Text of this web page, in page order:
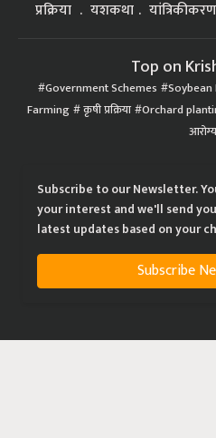
प्रक्रिया
यशकथा यांत्रिकीकरण
Top on
Government Schemes
Farming कृषी प्रक्रिया Orchard
आरोग्य
Subscribe to our Newsletter.
your interest and we'll send
latest updates based on your
Subscribe